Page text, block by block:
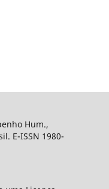
Hum.,
E-ISSN 1980-